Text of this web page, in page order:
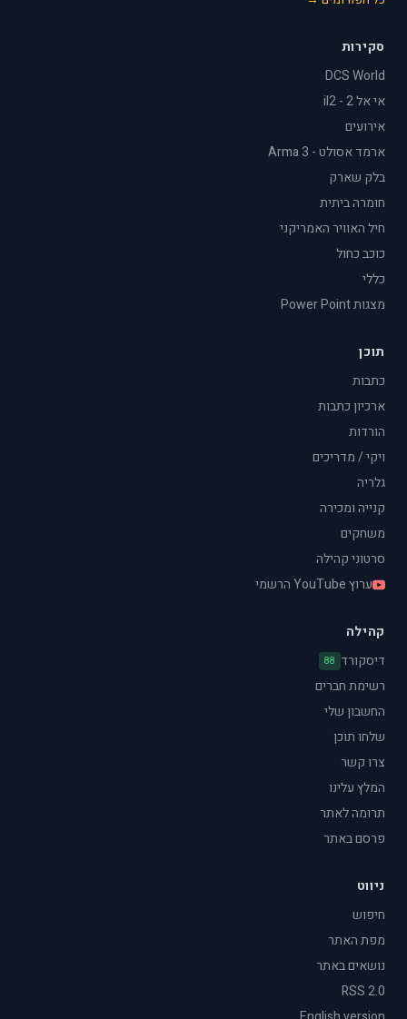
סקירות
DCS World
אי אל 2 - il2
אירועים
ארמד אסולט - Arma 3
בלק שארק
חומרה ביתית
חיל האוויר האמריקני
כוכב כחול
כללי
מצגות Power Point
תוכן
כתבות
ארכיון כתבות
הורדות
ויקי / מדריכים
גלריה
קנייה ומכירה
משחקים
סרטוני קהילה
ערוץ YouTube הרשמי
קהילה
דיסקורד 88
רשימת חברים
החשבון שלי
שלחו תוכן
צרו קשר
המלץ עלינו
תרומה לאתר
פרסם באתר
ניווט
חיפוש
מפת האתר
נושאים באתר
RSS 2.0